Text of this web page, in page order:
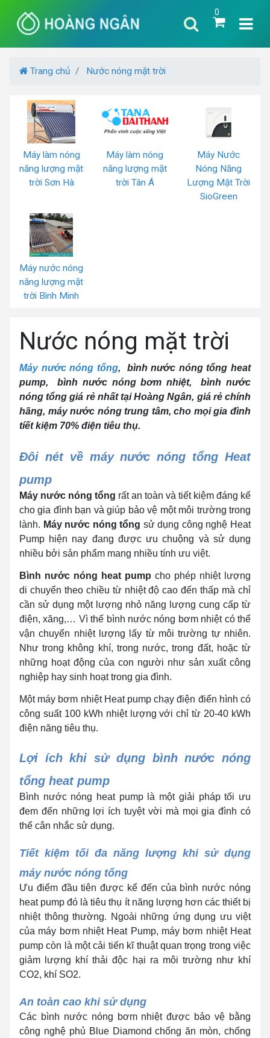
0
Trang chủ Nước nóng mặt trời
Máy làm nóng
năng lượng mặt
trời Sơn Hà
Máy làm nóng
năng lượng mặt
trời Tân Á
Máy Nước
Nóng Năng
Lượng Mặt Trời
SioGreen
Máy nước nóng
năng lượng mặt
trời Bình Minh
Nước nóng mặt trời
Máy nước nóng tổng,
bình nước nóng tổng heat
pump,
bình nước nóng bơm nhiệt,
bình nước
nóng tổng giá rẻ nhất tại Hoàng Ngân, giá rẻ chính
hãng, máy nước nóng trung tâm, cho mọi gia đình
tíết kiệm 70% điện tiêu thụ.
Đôi nét về máy nước nóng tổng Heat
pump
Máy nước nóng tổng rất an toàn và tiết kiệm đáng kể
cho gia đình bạn và giúp bảo vệ một môi trường trong
lành. Máy nước nóng tổng sử dụng công nghệ Heat
Pump hiện nay đang được ưu chuộng và sử dụng
nhiều bởi sản phẩm mang nhiều tính ưu việt.
Bình nước nóng heat pump cho phép nhiệt lượng
di chuyển theo chiều từ nhiệt độ cao đến thấp mà chỉ
cần sử dụng một lượng nhỏ năng lượng cung cấp từ
điện, xăng,… Vì thế bình nước nóng bơm nhiệt có thể
vận chuyển nhiệt lượng lấy từ môi trường tự nhiên.
Như trong không khí, trong nước, trong đất, hoặc từ
những hoạt động của con người như sản xuất công
nghiệp hay sinh hoạt trong gia đình.
Một máy bơm nhiệt Heat pump chạy điện điển hình có
công suất 100 kWh nhiệt lượng với chỉ từ 20-40 kWh
điện năng tiêu thụ.
Lợi ích khi sử dụng bình nước nóng
tổng heat pump
Bình nước nóng heat pump là một giải pháp tối ưu
đem đến những lợi ích tuyệt vời mà mọi gia đình có
thể cân nhắc sử dụng.
Tiết kiệm tối đa năng lượng khi sử dụng
máy nước nóng tổng
Ưu điểm đầu tiên được kể đến của bình nước nóng
heat pump đó là tiêu thụ ít năng lượng hơn các thiết bị
nhiệt thông thường. Ngoài những ứng dụng ưu việt
của máy bơm nhiệt Heat Pump, máy bơm nhiệt Heat
pump còn là một cải tiến kĩ thuật quan trọng trong việc
giảm lượng khí thải độc hại ra môi trường như khí
CO2, khí SO2.
An toàn cao khi sử dụng
Các bình nước nóng bơm nhiệt được bảo vệ bằng
công nghệ phủ Blue Diamond chống ăn mòn, chống